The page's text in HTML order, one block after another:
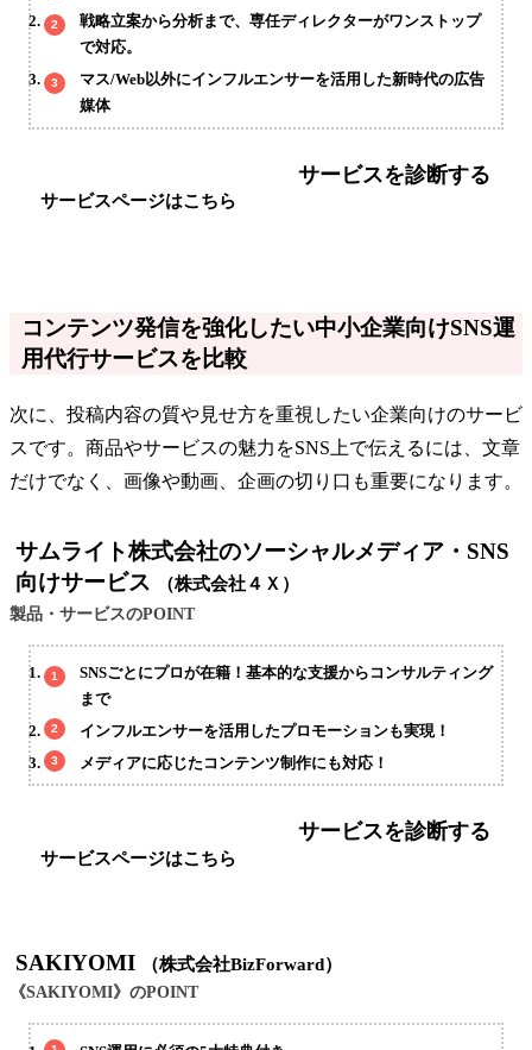
戦略立案から分析まで、専任ディレクターがワンストップ
で対応。
マス/Web以外にインフルエンサーを活用した新時代の広告
媒体
サービスページはこちら
サービスを診断する
コンテンツ発信を強化したい中小企業向けSNS運
用代行サービスを比較
次に、投稿内容の質や見せ方を重視したい企業向けのサービ
スです。商品やサービスの魅力をSNS上で伝えるには、文章
だけでなく、画像や動画、企画の切り口も重要になります。
サムライト株式会社のソーシャルメディア・SNS
向けサービス
（株式会社４Ｘ）
製品・サービスのPOINT
SNSごとにプロが在籍！基本的な支援からコンサルティング
まで
インフルエンサーを活用したプロモーションも実現！
メディアに応じたコンテンツ制作にも対応！
サービスページはこちら
サービスを診断する
SAKIYOMI （株式会社BizForward）
《SAKIYOMI》のPOINT